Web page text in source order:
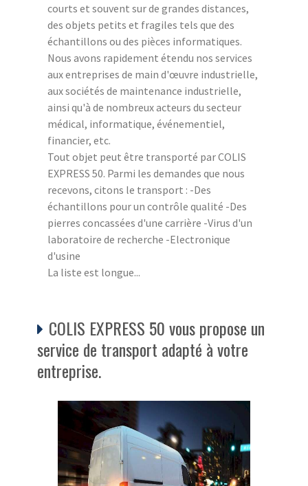
courts et souvent sur de grandes distances,
des objets petits et fragiles tels que des
échantillons ou des pièces informatiques.
Nous avons rapidement étendu nos services
aux entreprises de main d'œuvre industrielle,
aux sociétés de maintenance industrielle,
ainsi qu'à de nombreux acteurs du secteur
médical, informatique, événementiel,
financier, etc.
Tout objet peut être transporté par COLIS
EXPRESS 50. Parmi les demandes que nous
recevons, citons le transport : -Des
échantillons pour un contrôle qualité -Des
pierres concassées d'une carrière -Virus d'un
laboratoire de recherche -Electronique
d'usine
La liste est longue...
COLIS EXPRESS 50 vous propose un
service de transport adapté à votre
entreprise.